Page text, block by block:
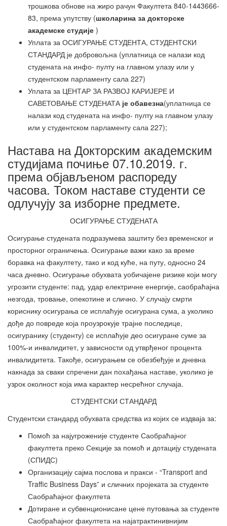
трошкова обнове на жиро рачун Факултета 840-1443666-
83, према упутству (школарина за докторске
академске студије )
Уплата за ОСИГУРАЊЕ СТУДЕНТА, СТУДЕНТСКИ
СТАНДАРД је добровољна (уплатница се налази код
студената на инфо- пулту на главном улазу или у
студентском парламенту сала 227)
Уплата за ЦЕНТАР ЗА РАЗВОЈ КАРИЈЕРЕ И
САВЕТОВАЊЕ СТУДЕНАТА је обавезна(уплатница се
налази код студената на инфо- пулту на главном улазу
или у студентском парламенту сала 227);
Настава на Докторским академским
студијама почиње 07.10.2019. г.
према објављеном распореду
часова. Током наставе студенти се
одлучују за изборне предмете.
ОСИГУРАЊЕ СТУДЕНАТА
Осигурање студената подразумева заштиту без временског и
просторног ограничења. Осигурање важи како за време
боравка на факултету, тако и код куће, на путу, односно 24
часа дневно. Осигурање обухвата уобичајене ризике који могу
угрозити студенте: пад, удар електричне енергије, саобраћајна
незгода, тровање, опекотине и слично. У случају смрти
кориснику осигурања се исплаћује осигурана сума, а уколико
дође до повреде која проузрокује трајне последице,
осигуранику (студенту) се исплаћује део осигуране суме за
100%-и инвалидитет, у зависности од утврђеног процента
инвалидитета. Такође, осигурањем се обезбеђује и дневна
накнада за сваки спречени дан похађања наставе, уколико је
узрок околност која има карактер несрећног случаја.
СТУДЕНТСКИ СТАНДАРД
Студентски стандард обухвата средства из којих се издваја за:
Помоћ за најугроженије студенте Саобраћајног
факултета преко Секције за помоћ и дотацију студената
(СПИДС)
Организацију сајма послова и пракси - “Transport and
Traffic Business Days” и сличних пројеката за студенте
Саобраћајног факултета
Дотиране и субвенционисане цене путовања за студенте
Саобраћајног факултета на најатрактинивнијим